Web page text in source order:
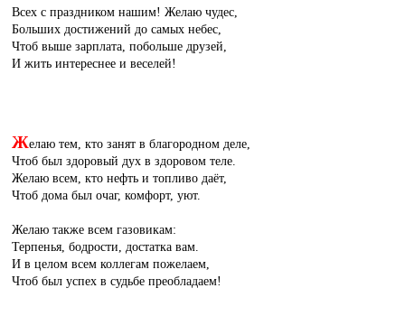
Всех с праздником нашим! Желаю чудес,
Больших достижений до самых небес,
Чтоб выше зарплата, побольше друзей,
И жить интереснее и веселей!
Желаю тем, кто занят в благородном деле,
Чтоб был здоровый дух в здоровом теле.
Желаю всем, кто нефть и топливо даёт,
Чтоб дома был очаг, комфорт, уют.
Желаю также всем газовикам:
Терпенья, бодрости, достатка вам.
И в целом всем коллегам пожелаем,
Чтоб был успех в судьбе преобладаем!